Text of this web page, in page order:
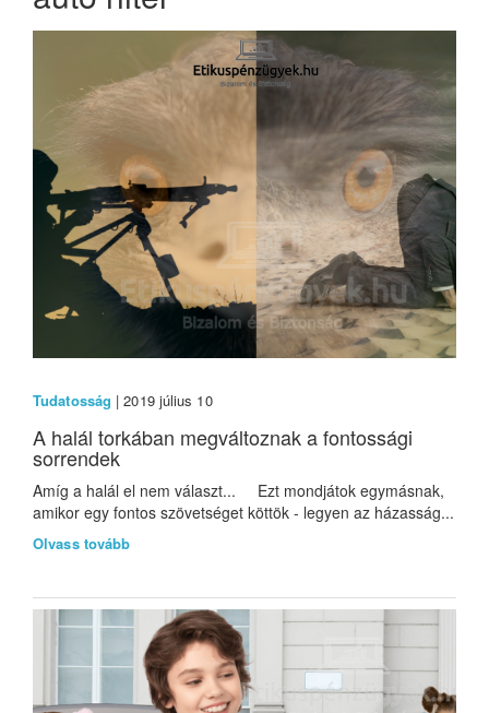
Tudatosság | 2019 július 10
A halál torkában megváltoznak a fontossági
sorrendek
Amíg a halál el nem választ... Ezt mondjátok egymásnak,
amikor egy fontos szövetséget köttök - legyen az házasság...
Olvass tovább